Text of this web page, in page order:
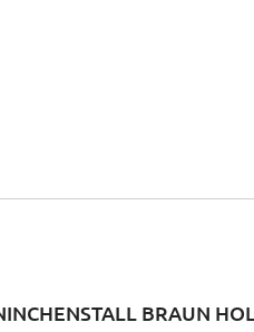
BRAUN